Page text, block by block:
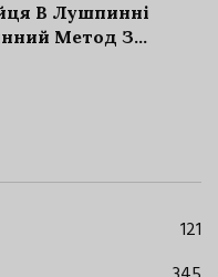
В Лушпинні
Метод З
121